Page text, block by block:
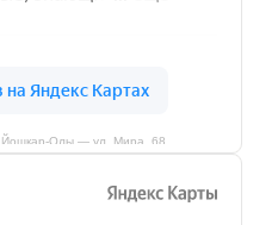
Йошкар‑Олы — ул. Мира, 68